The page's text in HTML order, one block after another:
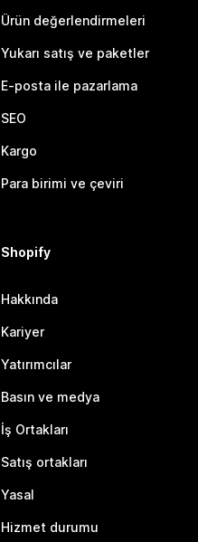
Ürün değerlendirmeleri
Yukarı satış ve paketler
E-posta ile pazarlama
SEO
Kargo
Para birimi ve çeviri
Shopify
Hakkında
Kariyer
Yatırımcılar
Basın ve medya
İş Ortakları
Satış ortakları
Yasal
Hizmet durumu